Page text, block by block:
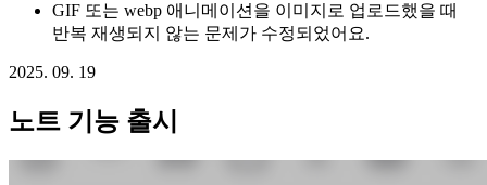
GIF 또는 webp 애니메이션을 이미지로 업로드했을 때
반복 재생되지 않는 문제가 수정되었어요.
2025. 09. 19
노트 기능 출시